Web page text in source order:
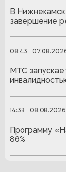
В
завершение
08:43
МТС
14:38 08.08.2026
Программу
86%